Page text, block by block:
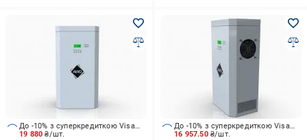
19 880₴/шт.
До -10% з суперкредиткою Visa Вигода
16 957.50 ₴/шт.
До -10% з суперкредиткою Visa Вигода